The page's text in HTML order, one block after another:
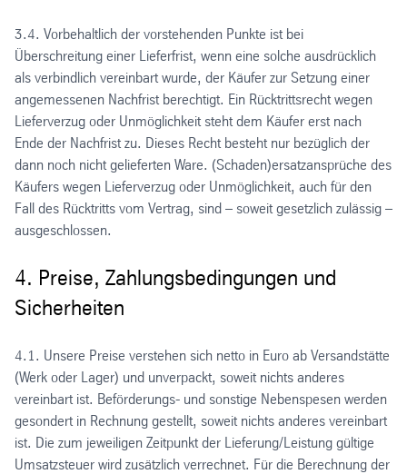
3.4. Vorbehaltlich der vorstehenden Punkte ist bei
Überschreitung einer Lieferfrist, wenn eine solche ausdrücklich
als verbindlich vereinbart wurde, der Käufer zur Setzung einer
angemessenen Nachfrist berechtigt. Ein Rücktrittsrecht wegen
Lieferverzug oder Unmöglichkeit steht dem Käufer erst nach
Ende der Nachfrist zu. Dieses Recht besteht nur bezüglich der
dann noch nicht gelieferten Ware. (Schaden)ersatzansprüche des
Käufers wegen Lieferverzug oder Unmöglichkeit, auch für den
Fall des Rücktritts vom Vertrag, sind – soweit gesetzlich zulässig –
ausgeschlossen.
4. Preise, Zahlungsbedingungen und
Sicherheiten
4.1. Unsere Preise verstehen sich netto in Euro ab Versandstätte
(Werk oder Lager) und unverpackt, soweit nichts anderes
vereinbart ist. Beförderungs- und sonstige Nebenspesen werden
gesondert in Rechnung gestellt, soweit nichts anderes vereinbart
ist. Die zum jeweiligen Zeitpunkt der Lieferung/Leistung gültige
Umsatzsteuer wird zusätzlich verrechnet. Für die Berechnung der